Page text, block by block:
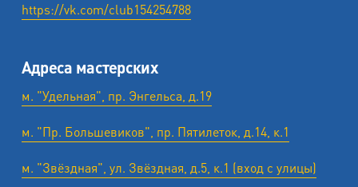
https://vk.com/club154254788
Адреса мастерских
м. "Удельная", пр. Энгельса, д.19
м. "Пр. Большевиков", пр. Пятилеток, д.14, к.1
м. "Звёздная", ул. Звёздная, д.5, к.1 (вход с улицы)